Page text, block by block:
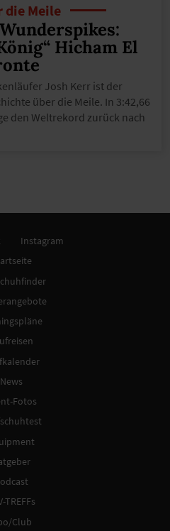
die Meile
Hicham El
Josh Kerr ist der
über die Meile. In 3:42,66
den Weltrekord zurück nach
Instagram
News
Fotos
TREFFs
Club